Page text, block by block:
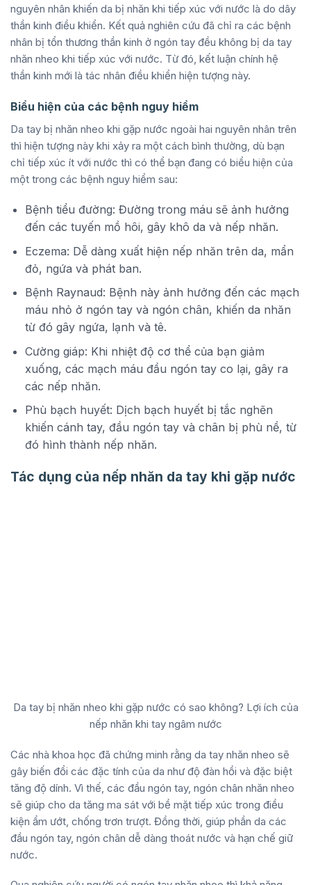
nguyên nhân khiến da bị nhăn khi tiếp xúc với nước là do dây
thần kinh điều khiển. Kết quả nghiên cứu đã chỉ ra các bệnh
nhân bị tổn thương thần kinh ở ngón tay đều không bị da tay
nhăn nheo khi tiếp xúc với nước. Từ đó, kết luận chính hệ
thần kinh mới là tác nhân điều khiển hiện tượng này.
Biểu hiện của các bệnh nguy hiểm
Da tay bị nhăn nheo khi gặp nước ngoài hai nguyên nhân trên
thì hiện tượng này khi xảy ra một cách bình thường, dù bạn
chỉ tiếp xúc ít với nước thì có thể bạn đang có biểu hiện của
một trong các bệnh nguy hiểm sau:
Bệnh tiểu đường: Đường trong máu sẽ ảnh hưởng
đến các tuyến mồ hôi, gây khô da và nếp nhăn.
Eczema: Dễ dàng xuất hiện nếp nhăn trên da, mẩn
đỏ, ngứa và phát ban.
Bệnh Raynaud: Bệnh này ảnh hưởng đến các mạch
máu nhỏ ở ngón tay và ngón chân, khiến da nhăn
từ đó gây ngứa, lạnh và tê.
Cường giáp: Khi nhiệt độ cơ thể của bạn giảm
xuống, các mạch máu đầu ngón tay co lại, gây ra
các nếp nhăn.
Phù bạch huyết: Dịch bạch huyết bị tắc nghẽn
khiến cánh tay, đầu ngón tay và chân bị phù nề, từ
đó hình thành nếp nhăn.
Tác dụng của nếp nhăn da tay khi gặp nước
Da tay bị nhăn nheo khi gặp nước có sao không? Lợi ích của
nếp nhăn khi tay ngâm nước
Các nhà khoa học đã chứng minh rằng da tay nhăn nheo sẽ
gây biến đổi các đặc tính của da như độ đàn hồi và đặc biệt
tăng độ dính. Vì thế, các đầu ngón tay, ngón chân nhăn nheo
sẽ giúp cho da tăng ma sát với bề mặt tiếp xúc trong điều
kiện ẩm ướt, chống trơn trượt. Đồng thời, giúp phần da các
đầu ngón tay, ngón chân dễ dàng thoát nước và hạn chế giữ
nước.